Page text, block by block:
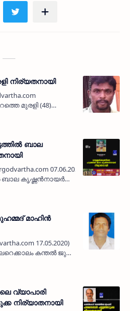
നിര്യതനായി
മുരളി (48)
- ജാനി
പ്രഭ. മക്കള്‍ :
ബാല
07.06.2020) പുങ്ങംചാല്‍
ബാല കൃഷ്ണന്‍നായര്‍
സുബ്രഹ്മണ്യ
മാഹിന്‍
17.05.2020)
കന്തല്‍ ജുമാ
വ്യാപാരി
നിര്യാതനായി